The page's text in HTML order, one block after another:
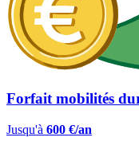
Forfait mobilités
Jusqu'à 600 €/an